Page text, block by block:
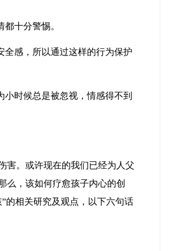
十分警惕。
全感，所以通过这样的行为保护
时候总是被忽视，情感得不到
害。或许现在的我们已经为人父
么，该如何疗愈孩子内心的创
的相关研究及观点，以下六句话